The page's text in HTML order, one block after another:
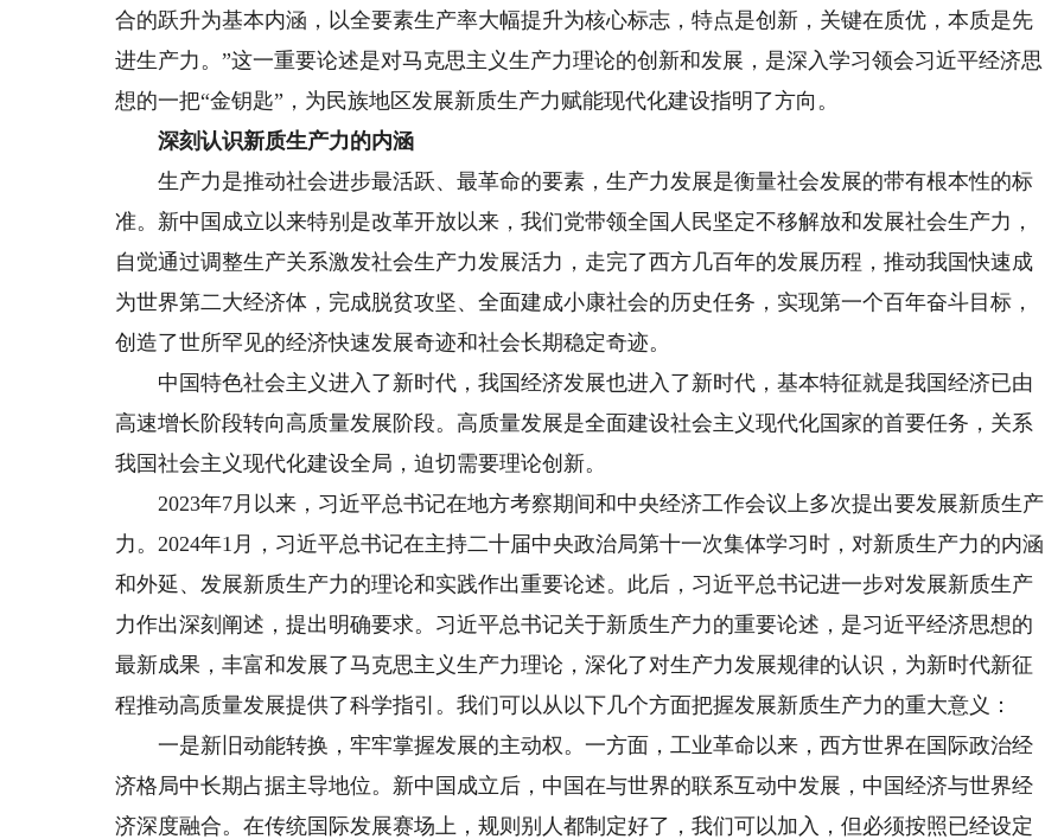
合的跃升为基本内涵，以全要素生产率大幅提升为核心标志，特点是创新，关键在质优，本质是先
进生产力。”这一重要论述是对马克思主义生产力理论的创新和发展，是深入学习领会习近平经济思
想的一把“金钥匙”，为民族地区发展新质生产力赋能现代化建设指明了方向。
深刻认识新质生产力的内涵
生产力是推动社会进步最活跃、最革命的要素，生产力发展是衡量社会发展的带有根本性的标
准。新中国成立以来特别是改革开放以来，我们党带领全国人民坚定不移解放和发展社会生产力，
自觉通过调整生产关系激发社会生产力发展活力，走完了西方几百年的发展历程，推动我国快速成
为世界第二大经济体，完成脱贫攻坚、全面建成小康社会的历史任务，实现第一个百年奋斗目标，
创造了世所罕见的经济快速发展奇迹和社会长期稳定奇迹。
中国特色社会主义进入了新时代，我国经济发展也进入了新时代，基本特征就是我国经济已由
高速增长阶段转向高质量发展阶段。高质量发展是全面建设社会主义现代化国家的首要任务，关系
我国社会主义现代化建设全局，迫切需要理论创新。
2023年7月以来，习近平总书记在地方考察期间和中央经济工作会议上多次提出要发展新质生产
力。2024年1月，习近平总书记在主持二十届中央政治局第十一次集体学习时，对新质生产力的内涵
和外延、发展新质生产力的理论和实践作出重要论述。此后，习近平总书记进一步对发展新质生产
力作出深刻阐述，提出明确要求。习近平总书记关于新质生产力的重要论述，是习近平经济思想的
最新成果，丰富和发展了马克思主义生产力理论，深化了对生产力发展规律的认识，为新时代新征
程推动高质量发展提供了科学指引。我们可以从以下几个方面把握发展新质生产力的重大意义：
一是新旧动能转换，牢牢掌握发展的主动权。一方面，工业革命以来，西方世界在国际政治经
济格局中长期占据主导地位。新中国成立后，中国在与世界的联系互动中发展，中国经济与世界经
济深度融合。在传统国际发展赛场上，规则别人都制定好了，我们可以加入，但必须按照已经设定